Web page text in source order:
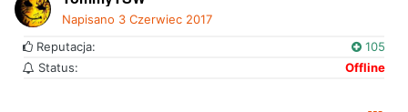
Napisano 3 Czerwiec 2017
Reputacja:
105
Status:
Offline